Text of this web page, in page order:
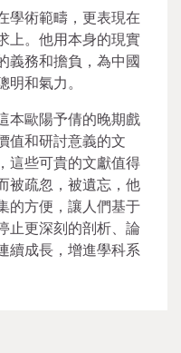
學術範疇，更表現在
上。他用本身的現實
義務和擔負，為中國
和氣力。
本歐陽予倩的晚期戲
值和研討意義的文
這些可貴的文獻值得
被疏忽，被遺忘，他
的方便，讓人們基于
止更深刻的剖析、論
續成長，增進學科系